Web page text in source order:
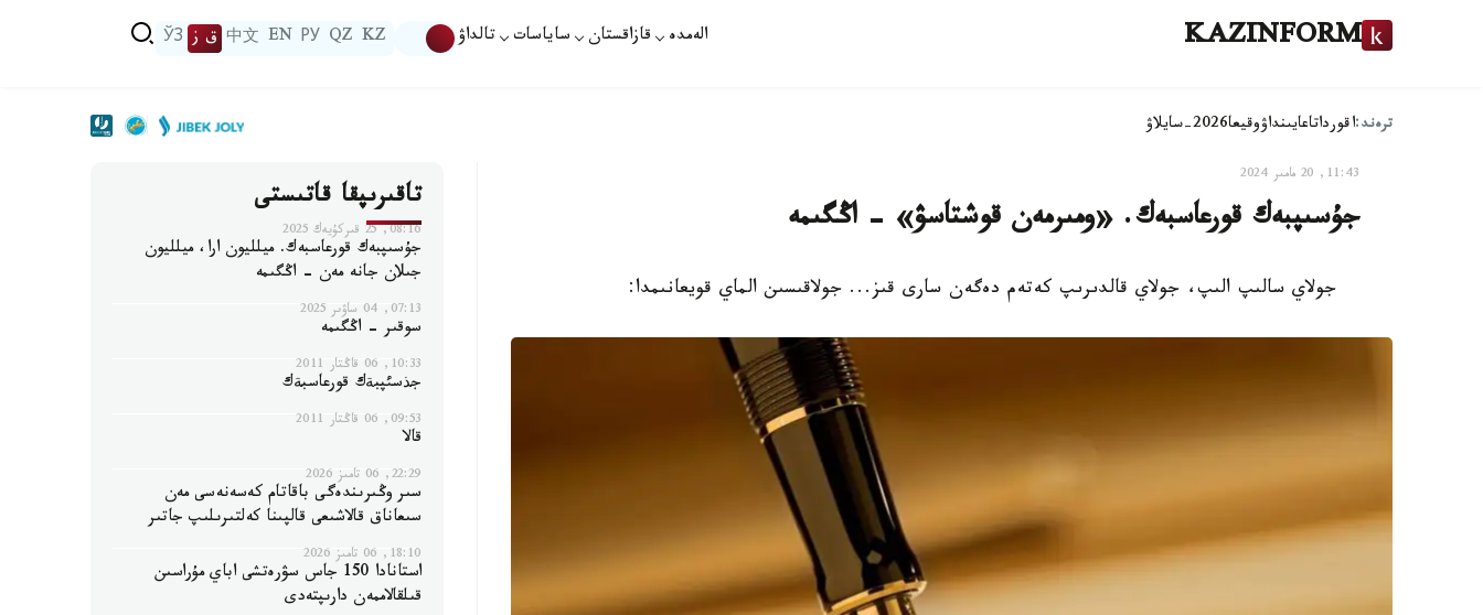
KAZINFORM الەمدە قازاقستان ساياسات تالداۋ KZ
QZ
РУ
EN
中文 ق ز ЎЗ
ترەند:اقورداتاعايىنداۋوقيعا2026-سايلاۋ
11:43, 20 مامىر 2024
جۇسىپبەك قورعاسبەك. «ومىرمەن قوشتاسۋ» - اڭگىمە
جولاي سالىپ الىپ، جولاي قالدىرىپ كەتەم دەگەن سارى قىز... جولاقىسىن الماي قويعانىمدا:
تاقىرىپقا قاتىستى
08:16, 25 قىركۇيەك 2025
جۇسىپبەك قورعاسبەك. ميلليون ارا، ميلليون
جىلان جانە مەن - اڭگىمە
07:13, 04 ساۋىر 2025
سوقىر - اڭگىمە
10:33, 06 قاڭتار 2011
جذسئپبةك قورعاسبةك
09:53, 06 قاڭتار 2011
قالا
22:29, 06 تامىز 2026
سىر وڭىرىندەگى باقاتام كەسەنەسى مەن
سىعاناق قالاشىعى قالپىنا كەلتىرىلىپ جاتىر
18:10, 06 تامىز 2026
استانادا 150 جاس سۋرەتشى اباي مۇراسىن
قىلقالاممەن دارىپتەدى